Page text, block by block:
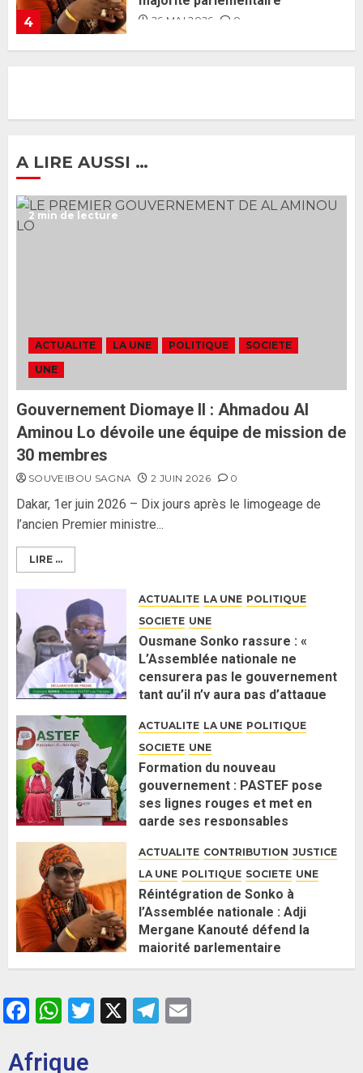
5
26 MAI 2026 0
Ousmane Sonko rassure : «
3
gouvernement : PASTEF pose
A LIRE AUSSI …
2 min de lecture
ACTUALITE LA UNE POLITIQUE
SOCIETE
UNE
Gouvernement Diomaye II : Ahmadou Al
Aminou Lo dévoile une équipe de mission de
30 membres
SOUVEIBOU SAGNA 2 JUIN 2026 0
Dakar, 1er juin 2026 – Dix jours après le limogeage de
l’ancien Premier ministre...
LIRE ...
ACTUALITE LA UNE POLITIQUE
SOCIETE UNE
Ousmane Sonko rassure : «
L’Assemblée nationale ne
censurera pas le gouvernement
tant qu’il n’y aura pas d’attaque
2 JUIN 2026 0
ACTUALITE LA UNE POLITIQUE
SOCIETE UNE
Formation du nouveau
gouvernement : PASTEF pose
ses lignes rouges et met en
garde ses responsables
ACTUALITE CONTRIBUTION JUSTICE
LA UNE POLITIQUE SOCIETE UNE
Réintégration de Sonko à
l’Assemblée nationale : Adji
Mergane Kanouté défend la
majorité parlementaire
26 MAI 2026 0
Facebook
WhatsApp
Twitter
X Telegram
Afrique